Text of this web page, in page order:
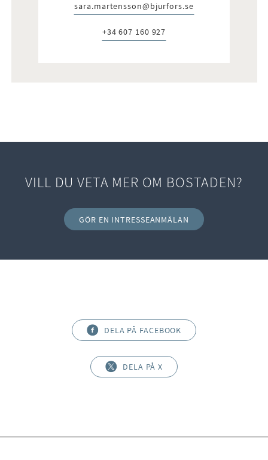
E-post:
sara.martensson@bjurfors.se
Telefon:
+34 607 160 927
VILL DU VETA MER OM BOSTADEN?
GÖR EN INTRESSEANMÄLAN
DELA PÅ FACEBOOK
DELA PÅ X